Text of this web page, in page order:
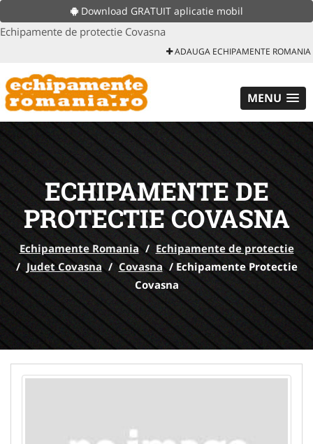
Download GRATUIT aplicatie mobil
Echipamente de protectie Covasna
ADAUGA ECHIPAMENTE ROMANIA
MENU
ECHIPAMENTE DE
PROTECTIE COVASNA
Echipamente Romania / Echipamente de protectie
/ Judet Covasna / Covasna / Echipamente Protectie
Covasna